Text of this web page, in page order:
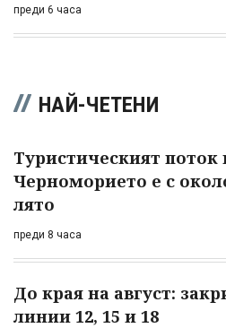
преди 6 часа
НАЙ-ЧЕТЕНИ
Туристическият
Черноморието е с
лято
преди 8 часа
До края на август:
линии 12, 15 и 18